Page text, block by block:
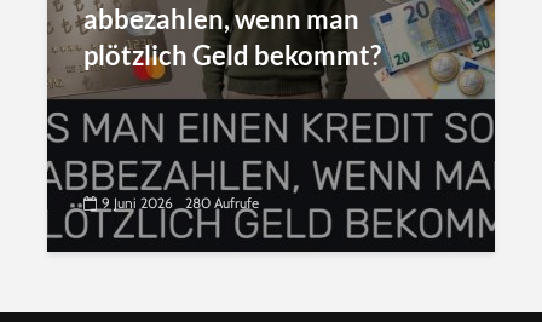
abbezahlen, wenn man
plötzlich Geld bekommt?
9 Juni 2026 280 Aufrufe